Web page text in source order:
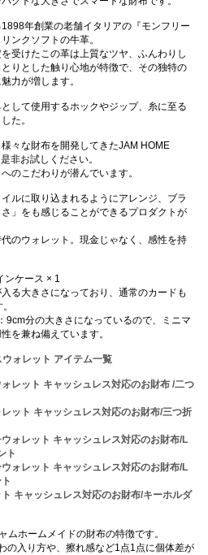
年創業の老舗イタリアの『モンフリー
ンクソフトの牛革。
受けたこの革は上質なツヤ、ふんわりし
りとした触り心地が特徴で、その独特の
力が増します。
して使用するホックやジップ、糸に至る
た。
々な財布を開発してきたJAM HOME
非お試しください。
のこだわりが潜んでいます。
ルに取り込まれるようにアレンジ、ブラ
」をも感じることができるプロダクトが
のウォレット。現金じゃなく、感性を持
ンケース × 1
る大きさになっており、通常のカードも
9cm分の大きさになっているので、ミニマ
を兼ね備えています。
ォレット アイテム一覧
レット キャッシュレス対応のお財布 /二つ
ット キャッシュレス対応のお財布/三つ折
ォレット キャッシュレス対応のお財布/L
ト
ォレット キャッシュレス対応のお財布/L
キャッシュレス対応のお財布/キーホルダ
ムホームメイドの財布の特徴です。
の入り方や、擦れ感など1点1点に個体差が